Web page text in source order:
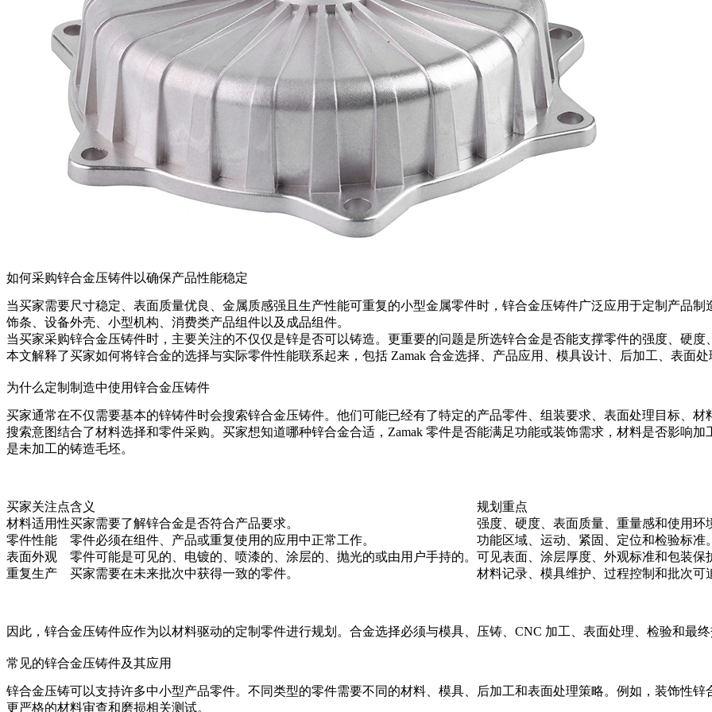
如何采购锌合金压铸件以确保产品性能稳定
当买家需要尺寸稳定、表面质量优良、金属质感强且生产性能可重复的小型金属零件时，锌合金压铸件广泛应用于定制产品
饰条、设备外壳、小型机构、消费类产品组件以及成品组件。
当买家采购锌合金压铸件时，主要关注的不仅仅是锌是否可以铸造。更重要的问题是所选锌合金是否能支撑零件的强度、硬
本文解释了买家如何将锌合金的选择与实际零件性能联系起来，包括 Zamak 合金选择、产品应用、模具设计、后加工、表面
为什么定制制造中使用锌合金压铸件
买家通常在不仅需要基本的锌铸件时会搜索锌合金压铸件。他们可能已经有了特定的产品零件、组装要求、表面处理目标、材
搜索意图结合了材料选择和零件采购。买家想知道哪种锌合金合适，Zamak 零件是否能满足功能或装饰需求，材料是否影响
是未加工的铸造毛坯。
买家关注点含义
规划重点
材料适用性买家需要了解锌合金是否符合产品要求。
强度、硬度、表面质量、重量感和使用环
零件性能
零件必须在组件、产品或重复使用的应用中正常工作。
功能区域、运动、紧固、定位和检验标准
表面外观
零件可能是可见的、电镀的、喷漆的、涂层的、抛光的或由用户手持的。 可见表面、涂层厚度、外观标准和包装保
重复生产
买家需要在未来批次中获得一致的零件。 材料记录、模具维护、过程控制和批次可
因此，锌合金压铸件应作为以材料驱动的定制零件进行规划。合金选择必须与模具、压铸、CNC 加工、表面处理、检验和最
常见的锌合金压铸件及其应用
锌合金压铸可以支持许多中小型产品零件。不同类型的零件需要不同的材料、模具、后加工和表面处理策略。例如，装饰性
更严格的材料审查和磨损相关测试。